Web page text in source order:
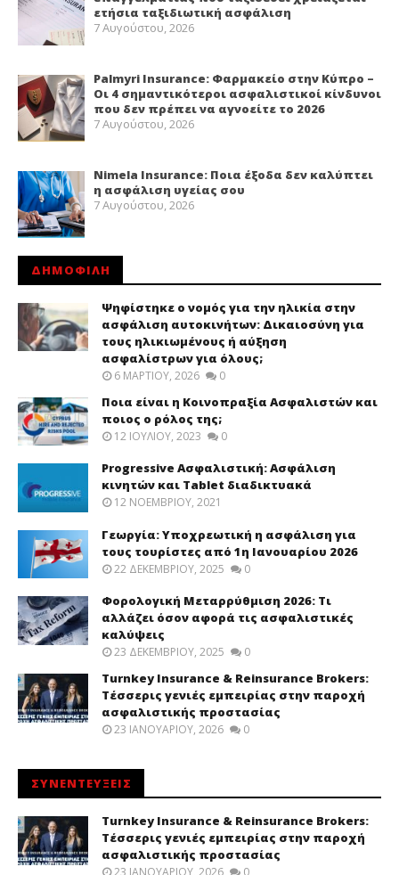
ετήσια ταξιδιωτική ασφάλιση
7 Αυγούστου, 2026
Palmyri Insurance: Φαρμακείο στην Κύπρο –
Οι 4 σημαντικότεροι ασφαλιστικοί κίνδυνοι
που δεν πρέπει να αγνοείτε το 2026
7 Αυγούστου, 2026
Nimela Insurance: Ποια έξοδα δεν καλύπτει
η ασφάλιση υγείας σου
7 Αυγούστου, 2026
ΔΗΜΟΦΙΛΗ
Ψηφίστηκε ο νομός για την ηλικία στην
ασφάλιση αυτοκινήτων: Δικαιοσύνη για
τους ηλικιωμένους ή αύξηση
ασφαλίστρων για όλους;
6 ΜΑΡΤΊΟΥ, 2026 0
Ποια είναι η Κοινοπραξία Ασφαλιστών και
ποιος ο ρόλος της;
12 ΙΟΥΛΊΟΥ, 2023 0
Progressive Ασφαλιστική: Ασφάλιση
κινητών και Tablet διαδικτυακά
12 ΝΟΕΜΒΡΊΟΥ, 2021
Γεωργία: Υποχρεωτική η ασφάλιση για
τους τουρίστες από 1η Ιανουαρίου 2026
22 ΔΕΚΕΜΒΡΊΟΥ, 2025 0
Φορολογική Μεταρρύθμιση 2026: Τι
αλλάζει όσον αφορά τις ασφαλιστικές
καλύψεις
23 ΔΕΚΕΜΒΡΊΟΥ, 2025 0
Turnkey Insurance & Reinsurance Brokers:
Τέσσερις γενιές εμπειρίας στην παροχή
ασφαλιστικής προστασίας
23 ΙΑΝΟΥΑΡΊΟΥ, 2026 0
ΣΥΝΕΝΤΕΥΞΕΙΣ
Turnkey Insurance & Reinsurance Brokers:
Τέσσερις γενιές εμπειρίας στην παροχή
ασφαλιστικής προστασίας